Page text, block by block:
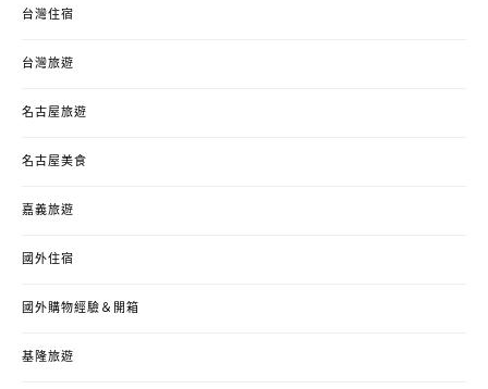
台灣住宿
台灣旅遊
名古屋旅遊
名古屋美食
嘉義旅遊
國外住宿
國外購物經驗＆開箱
基隆旅遊